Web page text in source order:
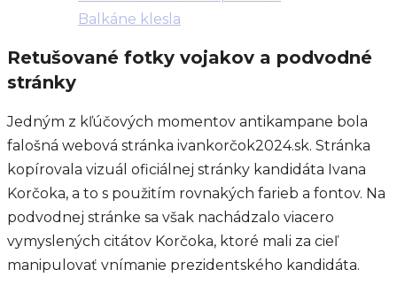
Balkáne klesla
Retušované fotky vojakov a podvodné
stránky
Jedným z kľúčových momentov antikampane bola
falošná webová stránka ivankorčok2024.sk. Stránka
kopírovala vizuál oficiálnej stránky kandidáta Ivana
Korčoka, a to s použitím rovnakých farieb a fontov. Na
podvodnej stránke sa však nachádzalo viacero
vymyslených citátov Korčoka, ktoré mali za cieľ
manipulovať vnímanie prezidentského kandidáta.